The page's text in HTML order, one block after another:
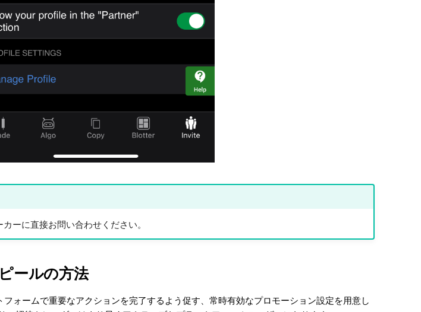
ーに直接お問い合わせください。
ールの方法
ォームで重要なアクションを完了するよう促す、常時有効なプロモーション設定を用意し